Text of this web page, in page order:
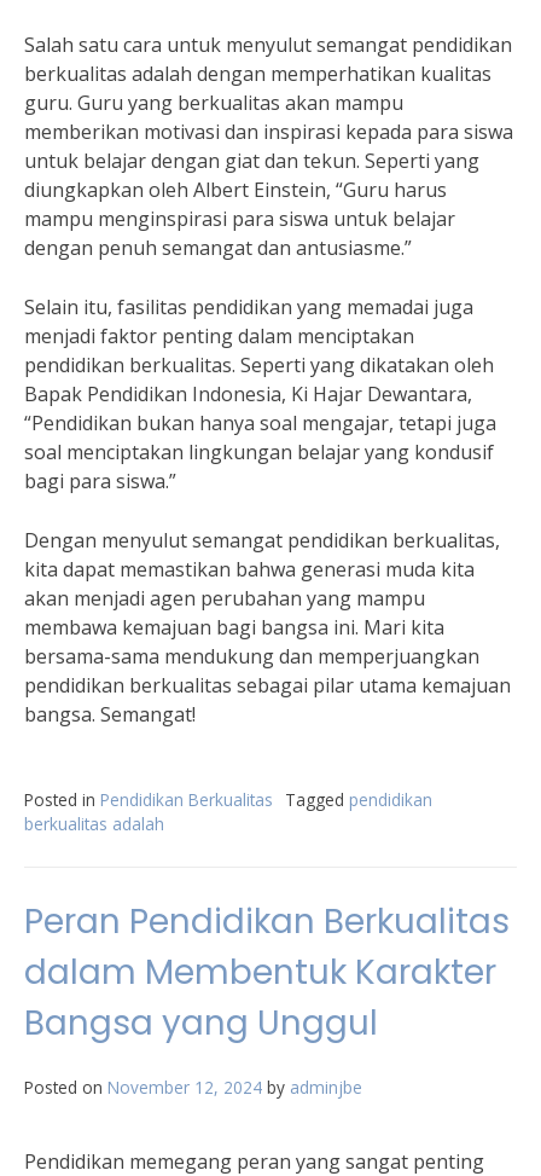
Salah satu cara untuk menyulut semangat pendidikan
berkualitas adalah dengan memperhatikan kualitas
guru. Guru yang berkualitas akan mampu
memberikan motivasi dan inspirasi kepada para siswa
untuk belajar dengan giat dan tekun. Seperti yang
diungkapkan oleh Albert Einstein, “Guru harus
mampu menginspirasi para siswa untuk belajar
dengan penuh semangat dan antusiasme.”
Selain itu, fasilitas pendidikan yang memadai juga
menjadi faktor penting dalam menciptakan
pendidikan berkualitas. Seperti yang dikatakan oleh
Bapak Pendidikan Indonesia, Ki Hajar Dewantara,
“Pendidikan bukan hanya soal mengajar, tetapi juga
soal menciptakan lingkungan belajar yang kondusif
bagi para siswa.”
Dengan menyulut semangat pendidikan berkualitas,
kita dapat memastikan bahwa generasi muda kita
akan menjadi agen perubahan yang mampu
membawa kemajuan bagi bangsa ini. Mari kita
bersama-sama mendukung dan memperjuangkan
pendidikan berkualitas sebagai pilar utama kemajuan
bangsa. Semangat!
Posted in Pendidikan Berkualitas Tagged pendidikan
berkualitas adalah
Peran Pendidikan Berkualitas
dalam Membentuk Karakter
Bangsa yang Unggul
Posted on November 12, 2024 by adminjbe
Pendidikan memegang peran yang sangat penting